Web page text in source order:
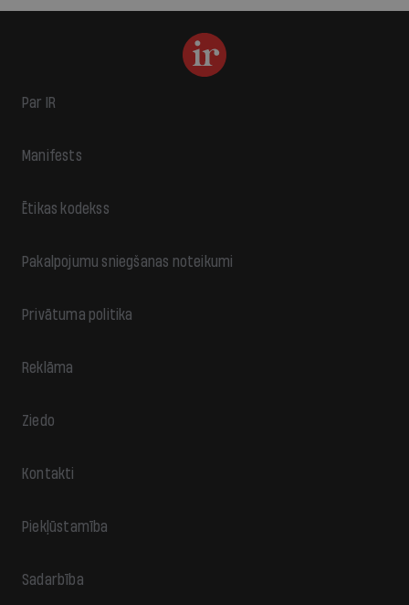
Par IR
Manifests
Ētikas kodekss
Pakalpojumu sniegšanas noteikumi
Privātuma politika
Reklāma
Ziedo
Kontakti
Piekļūstamība
Sadarbība